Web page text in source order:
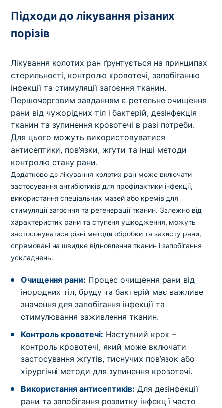
Підходи до лікування різаних
порізів
Лікування колотих ран ґрунтується на принципах
стерильності, контролю кровотечі, запобіганню
інфекції та стимуляції загоєння тканин.
Першочерговим завданням є ретельне очищення
рани від чужорідних тіл і бактерій, дезінфекція
тканин та зупинення кровотечі в разі потреби.
Для цього можуть використовуватися
антисептики, пов’язки, жгути та інші методи
контролю стану рани.
Додатково до лікування колотих ран може включати
застосування антибіотиків для профілактики інфекції,
використання спеціальних мазей або кремів для
стимуляції загоєння та регенерації тканин. Залежно від
характеристик рани та ступеня ушкодження, можуть
застосовуватися різні методи обробки та захисту рани,
спрямовані на швидке відновлення тканин і запобігання
ускладнень.
Очищення рани: Процес очищення рани від
інородних тіл, бруду та бактерій має важливе
значення для запобігання інфекції та
стимулювання заживлення тканин.
Контроль кровотечі: Наступний крок –
контроль кровотечі, який може включати
застосування жгутів, тиснучих пов’язок або
хірургічні методи для зупинення кровотечі.
Використання антисептиків: Для дезінфекції
рани та запобігання розвитку інфекції часто